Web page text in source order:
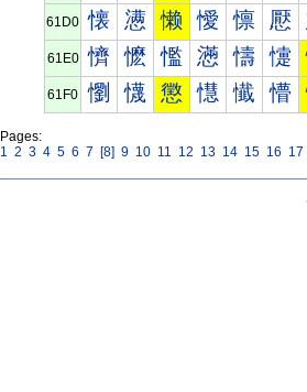
61D0 懐 懑 懒 懓 懔 懕
61E0 懠 懡 懢 懣 懤 懥
61F0 懰 懱 懲 懳 懴 懵
Pages:
1 2 3 4 5 6 7 [8] 9 10 11 12 13 14 15 16 17